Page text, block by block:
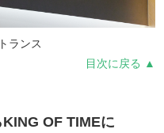
ランス
目次に戻る ▲
OF TIMEに